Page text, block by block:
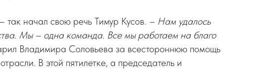
– так начал свою речь Тимур Кусов. – Нам удалось
Мы – одна команда. Все мы работаем на благо
Владимира Соловьева за всестороннюю помощь
В этой пятилетке, а председатель и